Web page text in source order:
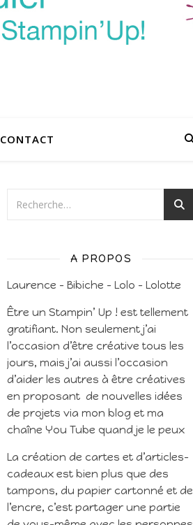
CONTACT
A PROPOS
Laurence – Bibiche – Lolo – Lolotte
Être un Stampin’ Up ! est tellement
gratifiant. Non seulement j’ai
l’occasion d’être créative tous les
jours, mais j’ai aussi l’occasion
d’aider les autres à être créatives
en proposant de nouvelles idées
de projets via mon blog et ma
chaîne You Tube quand je le peux
La création de cartes et d’articles-
cadeaux est bien plus que des
tampons, du papier cartonné et de
l’encre, c’est partager une partie